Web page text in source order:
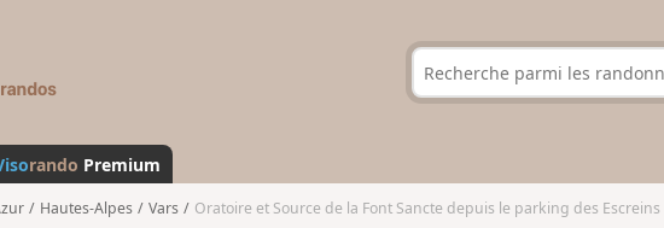
s
a
n
d
rando Premium
Hautes-Alpes Vars Oratoire et Source de la Font Sancte depuis le parking des Escreins